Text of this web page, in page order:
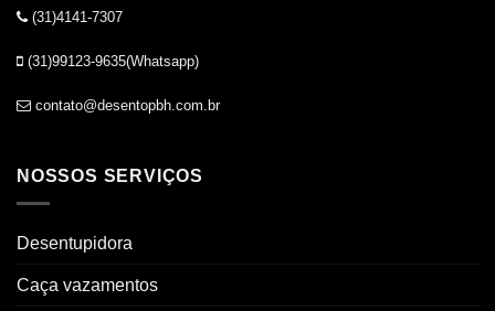
(31)4141-7307
(31)99123-9635(Whatsapp)
contato@desentopbh.com.br
NOSSOS SERVIÇOS
Desentupidora
Caça vazamentos